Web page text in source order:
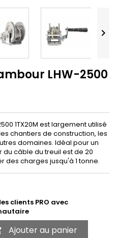

LHW-2500
1TX20M est largement utilisé
chantiers de construction, les
domaines. Idéal pour un
câble du treuil est de 20
des charges jusqu'à 1 tonne.
clients PRO avec
Ajouter au panier